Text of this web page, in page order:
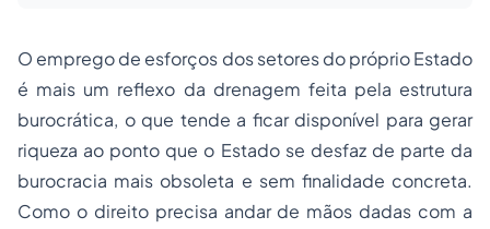
O emprego de esforços dos setores do próprio Estado
é mais um reflexo da drenagem feita pela estrutura
burocrática, o que tende a ficar disponível para gerar
riqueza ao ponto que o Estado se desfaz de parte da
burocracia mais obsoleta e sem finalidade concreta.
Como o direito precisa andar de mãos dadas com a